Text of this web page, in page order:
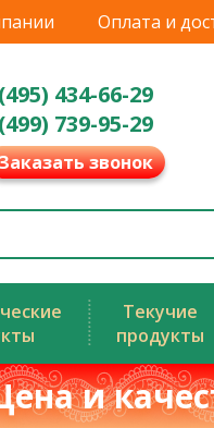
Оплата и
434-66-29
739-95-29
звонок
Текучие
продукты
и